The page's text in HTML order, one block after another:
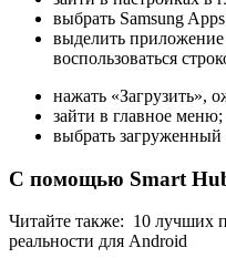
выбрать Samsung
выделить
воспользоваться
нажать «Загрузить»,
зайти в главное меню;
выбрать загруженный
С помощью Smart
Читайте также: 10 лучших
реальности для Android